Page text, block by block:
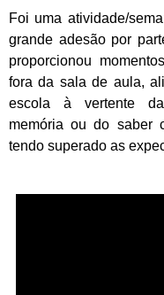
Foi uma atividade/
grande adesão por
proporcionou
fora da sala de aula,
escola à vertente
memória ou do saber
tendo superado as